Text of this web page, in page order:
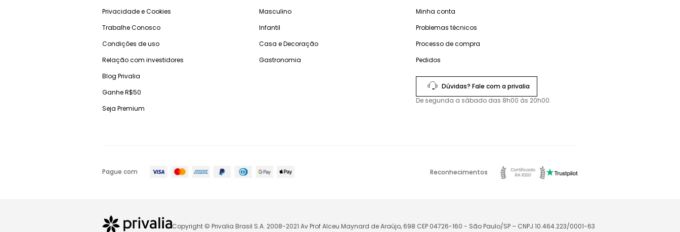
Privacidade e Cookies
Trabalhe Conosco
Condições de uso
Relação com investidores
Blog Privalia
Ganhe R$50
Seja Premium
Masculino
Infantil
Casa e Decoração
Gastronomia
Minha conta
Problemas técnicos
Processo de compra
Pedidos
Dúvidas? Fale com a privalia
De segunda a sábado das 8h00 às 20h00.
Pague com Reconhecimentos
Copyright © Privalia Brasil S.A. 2008-2021 Av Prof Alceu Maynard de Araújo, 698 CEP 04726-160 - São Paulo/SP – CNPJ 10.464.223/0001-63